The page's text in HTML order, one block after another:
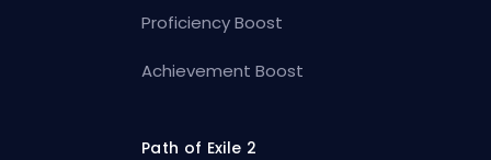
Proficiency Boost
Achievement Boost
Path of Exile 2